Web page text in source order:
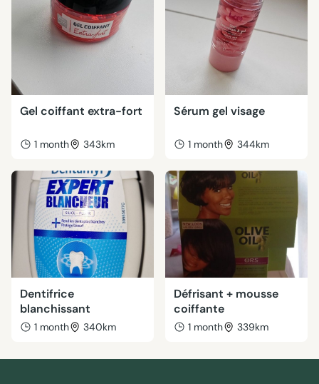
Gel coiffant extra-fort
1 month 343km
Sérum gel visage
1 month 344km
Dentifrice
blanchissant
1 month 340km
Défrisant + mousse
coiffante
1 month 339km